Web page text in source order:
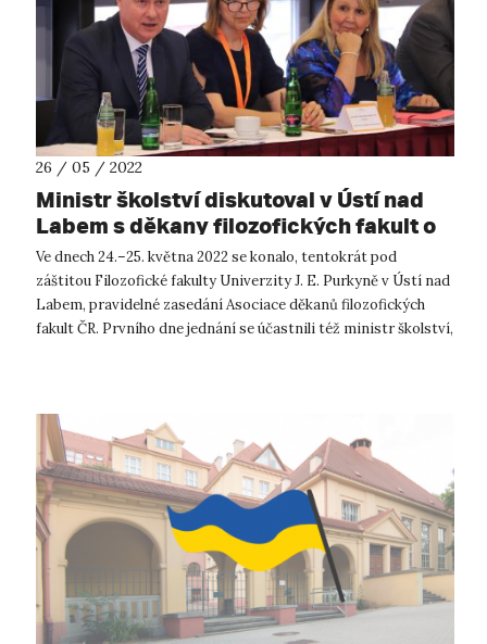
26 / 05 / 2022
Ministr školství diskutoval v Ústí nad
Labem s děkany filozofických fakult o
relevanci humanitních oborů a jejich
financování
Ve dnech 24.–25. května 2022 se konalo, tentokrát pod
záštitou Filozofické fakulty Univerzity J. E. Purkyně v Ústí nad
Labem, pravidelné zasedání Asociace děkanů filozofických
fakult ČR. Prvního dne jednání se účastnili též ministr školství,